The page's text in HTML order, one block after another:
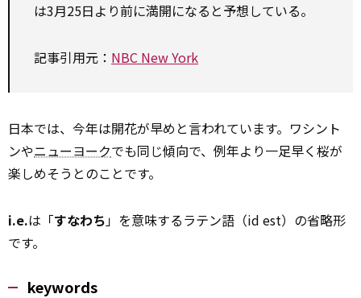
は3月25日より前に満開になると予想している。
記事引用元： NBC New York
日本では、今年は開花が早めと言われています。ワシント
ンやニューヨークでも同じ傾向で、例年より一足早く桜が
楽しめそうとのことです。
i.e.は「すなわち」を意味するラテン語（id est）の省略形
です。
keywords